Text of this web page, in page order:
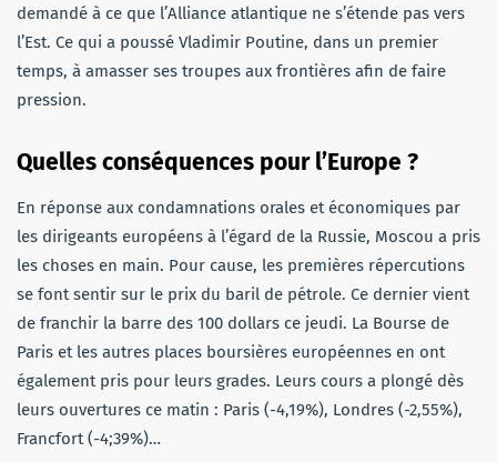
demandé à ce que l’Alliance atlantique ne s’étende pas vers
l’Est. Ce qui a poussé Vladimir Poutine, dans un premier
temps, à amasser ses troupes aux frontières afin de faire
pression.
Quelles conséquences pour l’Europe ?
En réponse aux condamnations orales et économiques par
les dirigeants européens à l’égard de la Russie, Moscou a pris
les choses en main. Pour cause, les premières répercutions
se font sentir sur le prix du baril de pétrole. Ce dernier vient
de franchir la barre des 100 dollars ce jeudi. La Bourse de
Paris et les autres places boursières européennes en ont
également pris pour leurs grades. Leurs cours a plongé dès
leurs ouvertures ce matin : Paris (-4,19%), Londres (-2,55%),
Francfort (-4;39%)…